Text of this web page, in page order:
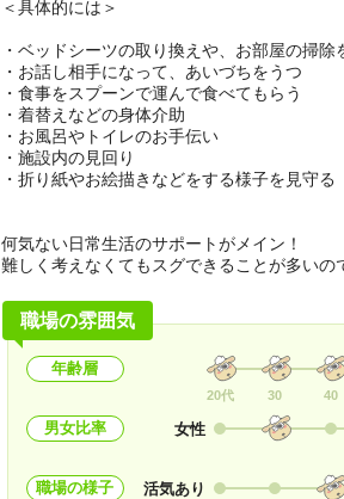
＜具体的には＞
・ベッドシーツの取り換えや、お部屋の掃除
・お話し相手になって、あいづちをうつ
・食事をスプーンで運んで食べてもらう
・着替えなどの身体介助
・お風呂やトイレのお手伝い
・施設内の見回り
・折り紙やお絵描きなどをする様子を見守る
何気ない日常生活のサポートがメイン！
難しく考えなくてもスグできることが多いの
職場の雰囲気
年齢層
20代 30 40
男女比率 女性
職場の様子 活気あり